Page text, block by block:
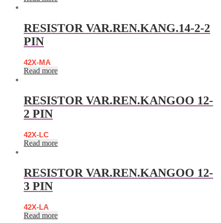
RESISTOR VAR.REN.KANG.14-2-2
PIN
42X-MA
Read more
RESISTOR VAR.REN.KANGOO 12-
2 PIN
42X-LC
Read more
RESISTOR VAR.REN.KANGOO 12-
3 PIN
42X-LA
Read more